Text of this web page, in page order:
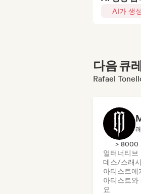
AI가 생
다음 큐
Rafael
> 8000
얼터너티브
데스/스래시
아티스트에
아티스트와
요